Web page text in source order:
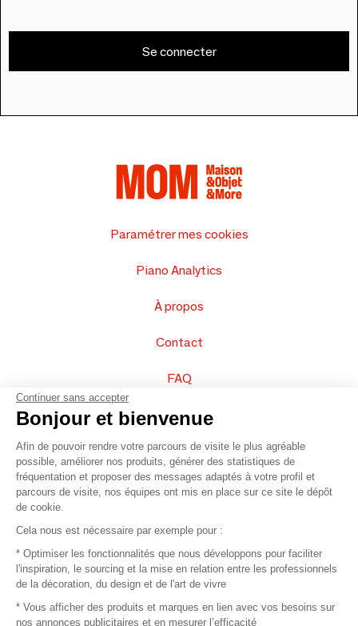
Se connecter
Paramétrer mes cookies
Piano Analytics
À propos
Contact
FAQ
Vendez vos produits
Plan du site
© 2016 –Organisation SAFI
Recrutement
Continuer sans accepter
Bonjour et bienvenue
Afin de pouvoir rendre votre parcours de visite le plus agréable
possible, améliorer nos produits, générer des statistiques de
fréquentation et proposer des messages adaptés à votre profil et
parcours de visite, nos équipes ont mis en place sur ce site le dépôt
de cookie.
Cela nous est nécessaire par exemple pour :
* Optimiser les fonctionnalités que nous développons pour faciliter
l'inspiration, le sourcing et la mise en relation entre les professionnels
de la décoration, du design et de l'art de vivre
* Vous afficher des produits et marques en lien avec vos besoins sur
nos annonces publicitaires et en mesurer l’efficacité